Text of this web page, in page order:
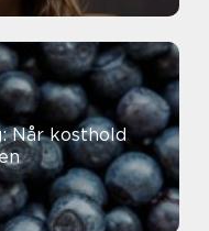
Når kosthold